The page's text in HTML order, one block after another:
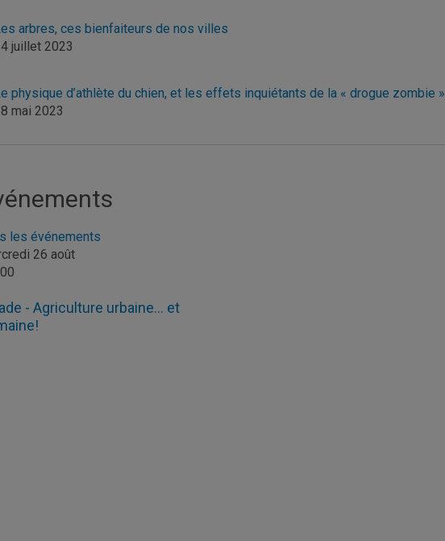
arbres, ces bienfaiteurs de nos villes
juillet 2023
physique d’athlète du chien, et les effets inquiétants de la « drogue zombie »
mai 2023
les événements
26 août
- Agriculture urbaine… et